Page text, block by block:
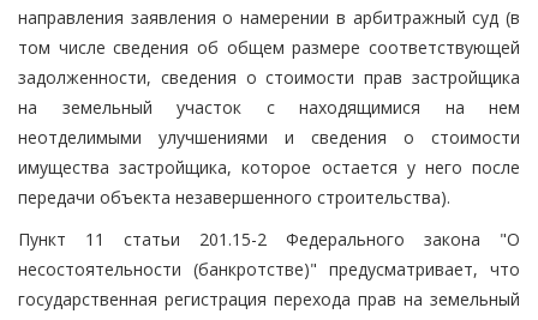
направления заявления о намерении в арбитражный суд (в
том числе сведения об общем размере соответствующей
задолженности, сведения о стоимости прав застройщика
на земельный участок с находящимися на нем
неотделимыми улучшениями и сведения о стоимости
имущества застройщика, которое остается у него после
передачи объекта незавершенного строительства).
Пункт 11 статьи 201.15-2 Федерального закона "О
несостоятельности (банкротстве)" предусматривает, что
государственная регистрация перехода прав на земельный